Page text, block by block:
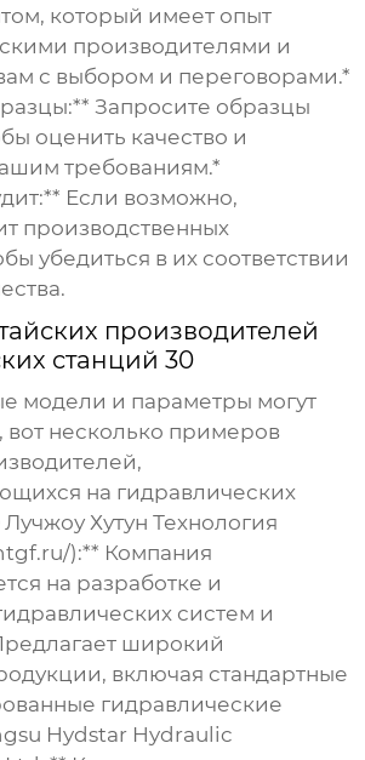
который имеет опыт
производителями и
с выбором и переговорами.*
Запросите образцы
оценить качество и
требованиям.*
Если возможно,
производственных
убедиться в их соответствии
производителей
станций 30
модели и параметры могут
вот несколько примеров
,
на гидравлических
Хутун Технология
):** Компания
на разработке и
систем и
широкий
включая стандартные
гидравлические
Hydstar Hydraulic